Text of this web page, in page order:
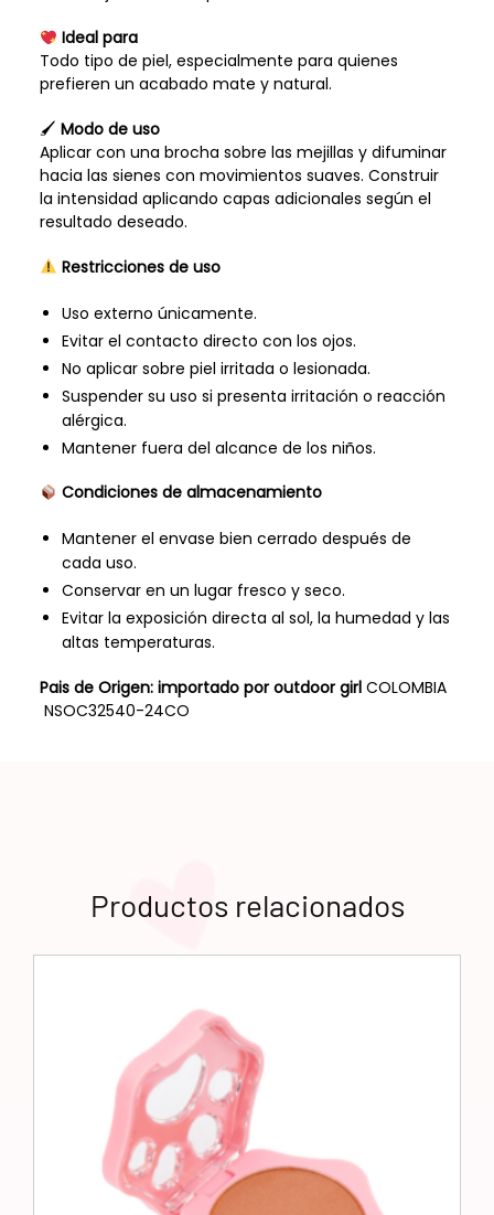
Ideal para
Todo tipo de piel, especialmente para quienes
prefieren un acabado mate y natural.
🖌 Modo de uso
Aplicar con una brocha sobre las mejillas y difuminar
hacia las sienes con movimientos suaves. Construir
la intensidad aplicando capas adicionales según el
resultado deseado.
Restricciones de uso
Uso externo únicamente.
Evitar el contacto directo con los ojos.
No aplicar sobre piel irritada o lesionada.
Suspender su uso si presenta irritación o reacción
alérgica.
Mantener fuera del alcance de los niños.
Condiciones de almacenamiento
Mantener el envase bien cerrado después de
cada uso.
Conservar en un lugar fresco y seco.
Evitar la exposición directa al sol, la humedad y las
altas temperaturas.
Pais de Origen: importado por outdoor girl COLOMBIA
NSOC32540-24CO
Productos relacionados